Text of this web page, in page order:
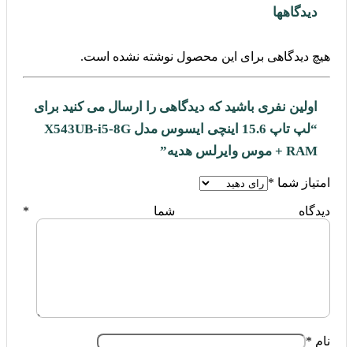
دیدگاهها
هیچ دیدگاهی برای این محصول نوشته نشده است.
اولین نفری باشید که دیدگاهی را ارسال می کنید برای
“لپ تاپ 15.6 اینچی ایسوس مدل X543UB-i5-8G
RAM + موس وایرلس هدیه”
امتیاز شما *
دیدگاه شما *
نام *